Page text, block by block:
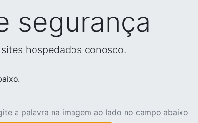
segurança
hospedados conosco.
a palavra na imagem ao lado no campo abaixo